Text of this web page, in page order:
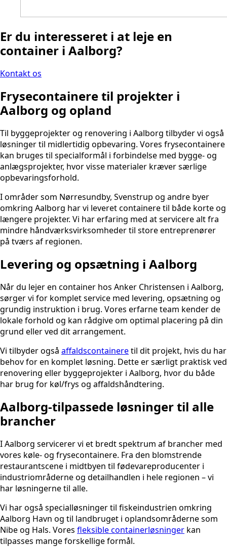
Er du interesseret i at leje en
container i Aalborg?
Kontakt os
Frysecontainere til projekter i
Aalborg og opland
Til byggeprojekter og renovering i Aalborg tilbyder vi også
løsninger til midlertidig opbevaring. Vores frysecontainere
kan bruges til specialformål i forbindelse med bygge- og
anlægsprojekter, hvor visse materialer kræver særlige
opbevaringsforhold.
I områder som Nørresundby, Svenstrup og andre byer
omkring Aalborg har vi leveret containere til både korte og
længere projekter. Vi har erfaring med at servicere alt fra
mindre håndværksvirksomheder til store entreprenører
på tværs af regionen.
Levering og opsætning i Aalborg
Når du lejer en container hos Anker Christensen i Aalborg,
sørger vi for komplet service med levering, opsætning og
grundig instruktion i brug. Vores erfarne team kender de
lokale forhold og kan rådgive om optimal placering på din
grund eller ved dit arrangement.
Vi tilbyder også affaldscontaineretil dit projekt, hvis du har
behov for en komplet løsning. Dette er særligt praktisk ved
renovering eller byggeprojekter i Aalborg, hvor du både
har brug for køl/frys og affaldshåndtering.
Aalborg-tilpassede løsninger til alle
brancher
I Aalborg servicerer vi et bredt spektrum af brancher med
vores køle- og frysecontainere. Fra den blomstrende
restaurantscene i midtbyen til fødevareproducenter i
industriområderne og detailhandlen i hele regionen – vi
har løsningerne til alle.
Vi har også specialløsninger til fiskeindustrien omkring
Aalborg Havn og til landbruget i oplandsområderne som
Nibe og Hals. Vores fleksible containerløsninger kan
tilpasses mange forskellige formål.